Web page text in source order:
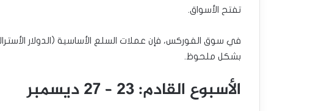
تفتح الأسواق.
في سوق الفوركس، فإن عملات السلع الأساسية (الدولار
بشكل ملحوظ.
الأسبوع القادم: 23 – 27 ديسمبر